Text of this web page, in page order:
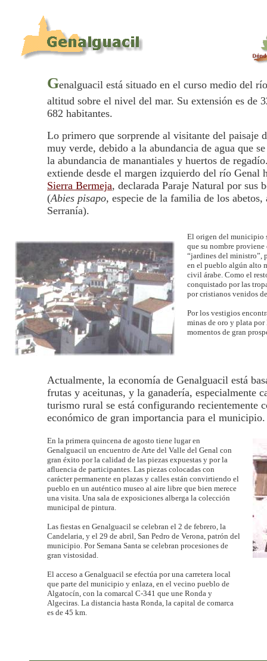
Genalguacil está situado en el curso medio del
altitud sobre el nivel del mar. Su extensión es de
682 habitantes.
Lo primero que sorprende al visitante del paisaje
muy verde, debido a la abundancia de agua que
la abundancia de manantiales y huertos de
extiende desde el margen izquierdo del río Genal
Sierra Bermeja, declarada Paraje Natural por sus
(Abies pisapo, especie de la familia de los abetos,
Serranía).
El origen del municipio
que su nombre proviene
“jardines del ministro”,
en el pueblo algún alto
civil árabe. Como el
conquistado por las
por cristianos venidos
Por los vestigios
minas de oro y plata
momentos de gran
Actualmente, la economía de Genalguacil está
frutas y aceitunas, y la ganadería, especialmente
turismo rural se está configurando recientemente
económico de gran importancia para el municipio.
En la primera quincena de agosto tiene lugar en
Genalguacil un encuentro de Arte del Valle del Genal con
gran éxito por la calidad de las piezas expuestas y por la
afluencia de participantes. Las piezas colocadas con
carácter permanente en plazas y calles están convirtiendo el
pueblo en un auténtico museo al aire libre que bien merece
una visita. Una sala de exposiciones alberga la colección
municipal de pintura.
Las fiestas en Genalguacil se celebran el 2 de febrero, la
Candelaria, y el 29 de abril, San Pedro de Verona, patrón del
municipio. Por Semana Santa se celebran procesiones de
gran vistosidad.
El acceso a Genalguacil se efectúa por una carretera local
que parte del municipio y enlaza, en el vecino pueblo de
Algatocín, con la comarcal C-341 que une Ronda y
Algeciras. La distancia hasta Ronda, la capital de comarca
es de 45 km.